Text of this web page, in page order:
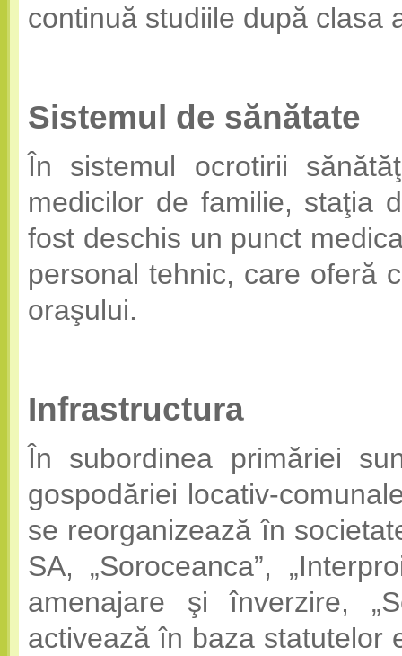
continuă studiile după clasa
Sistemul de sănătate
În sistemul ocrotirii
medicilor de familie, staţia
fost deschis un punct
personal tehnic, care oferă
oraşului.
Infrastructura
În subordinea primăriei
gospodăriei locativ-
se reorganizează în
SA, „Soroceanca”,
amenajare şi înverzire,
activează în baza statutelor